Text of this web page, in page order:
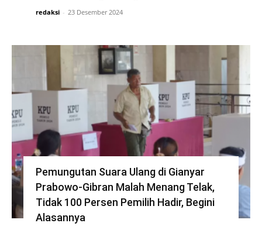
redaksi - 23 Desember 2024
Pemungutan Suara Ulang di Gianyar
Prabowo-Gibran Malah Menang Telak,
Tidak 100 Persen Pemilih Hadir, Begini
Alasannya